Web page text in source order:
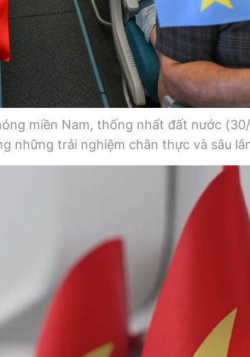
Giải trí - Thể thao
miền Nam, thống nhất đất nước
những trải nghiệm chân thực và sâu